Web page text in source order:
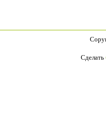
Сделать